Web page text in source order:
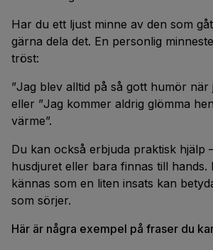
Har du ett ljust minne av den som
gärna dela det. En personlig
tröst:
”Jag blev alltid på så gott humör när
eller ”Jag kommer aldrig glömma
värme”.
Du kan också erbjuda praktisk hjälp
husdjuret eller bara finnas till hands.
kännas som en liten insats kan
som sörjer.
Här är några exempel på fraser du